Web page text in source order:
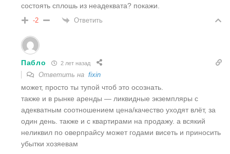
состоять сплошь из неадеквата? покажи.
-2 Ответить
Пабло 2 лет назад
Ответить на fixin
может, просто ты тупой чтоб это осознать.
также и в рынке аренды — ликвидные экземпляры с
адекватным соотношением цена/качество уходят влёт, за
один день. также и с квартирами на продажу. а всякий
неликвил по оверпрайсу может годами висеть и приносить
убытки хозяевам